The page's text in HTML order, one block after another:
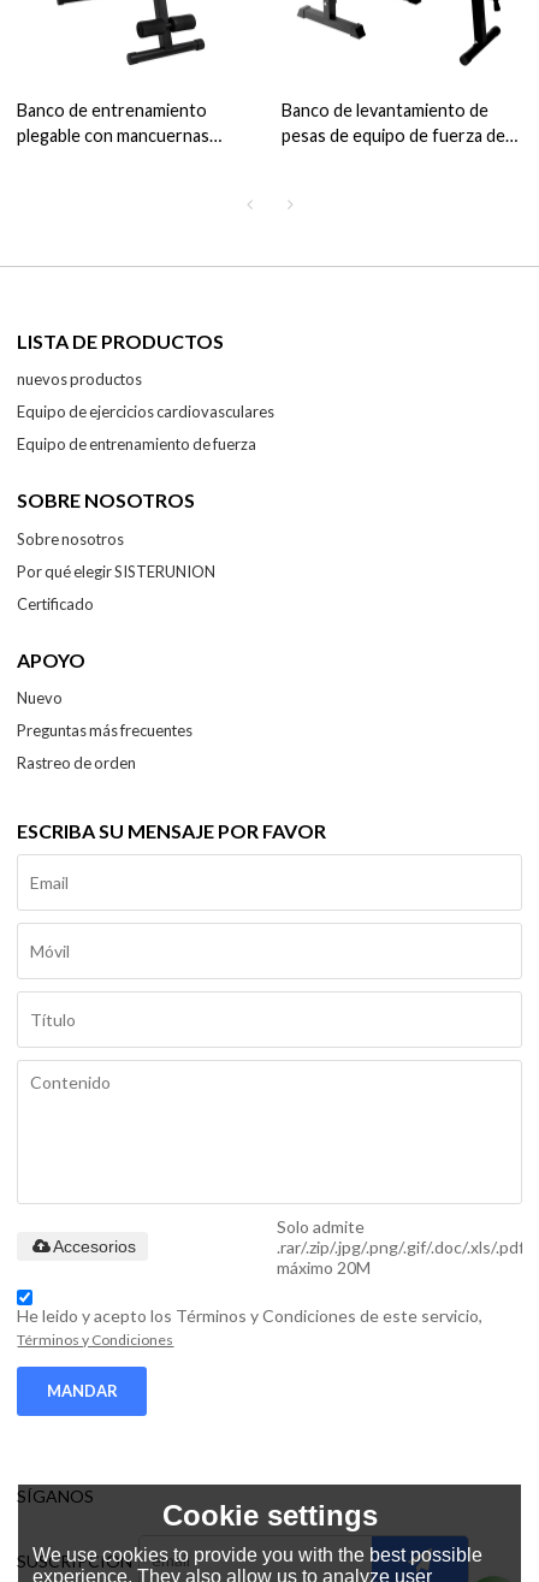
Banco de entrenamiento
plegable con mancuernas
Banco de levantamiento de
pesas de equipo de fuerza de
LISTA DE PRODUCTOS
nuevos productos
Equipo de ejercicios cardiovasculares
Equipo de entrenamiento de fuerza
SOBRE NOSOTROS
Sobre nosotros
Por qué elegir SISTERUNION
Certificado
APOYO
Nuevo
Preguntas más frecuentes
Rastreo de orden
ESCRIBA SU MENSAJE POR FAVOR
Solo admite
.rar/.zip/.jpg/.png/.gif/.doc/.xls/.pdf,
máximo 20M
Accesorios
He leido y acepto los Términos y Condiciones de este servicio,
Términos y Condiciones
MANDAR
SÍGANOS
SUSCRIPCIÓN
Cookie settings
We use cookies to provide you with the best possible
experience. They also allow us to analyze user